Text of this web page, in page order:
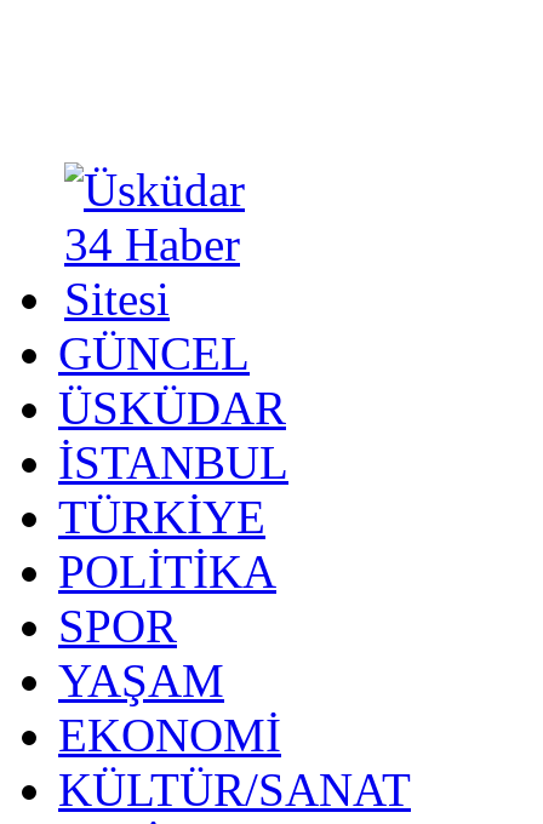
GÜNCEL
ÜSKÜDAR
İSTANBUL
TÜRKİYE
POLİTİKA
SPOR
YAŞAM
EKONOMİ
KÜLTÜR/SANAT